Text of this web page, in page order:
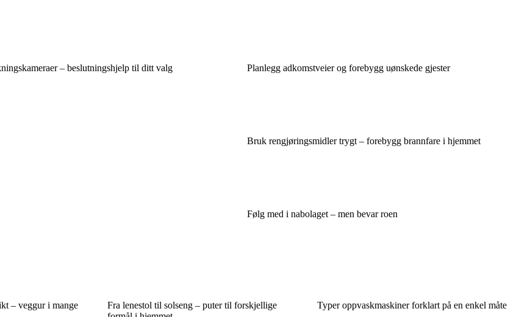
– beslutningshjelp til ditt valg Planlegg adkomstveier og forebygg uønskede gjester
Bruk rengjøringsmidler trygt – forebygg brannfare i hjemmet
Følg med i nabolaget – men bevar roen
– veggur i mange
Fra lenestol til solseng – puter til forskjellige
Typer oppvaskmaskiner forklart på en enkel måte